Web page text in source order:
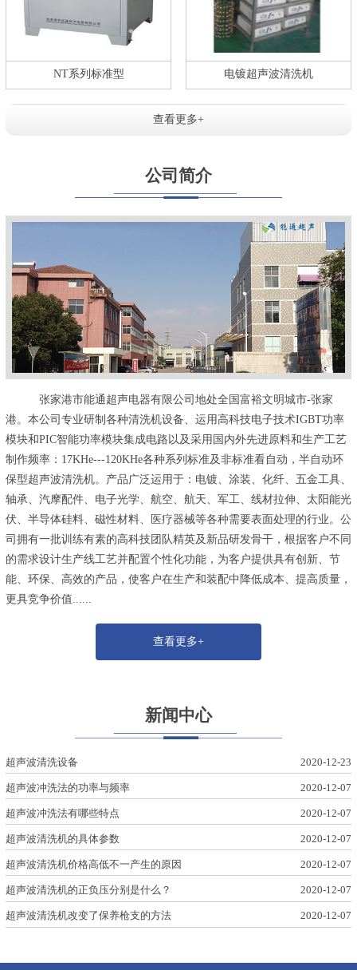
NT系列标准型 电镀超声波清洗机
查看更多+
公司简介
张家港市能通超声电器有限公司地处全国富裕文明城市-张家
港。本公司专业研制各种清洗机设备、运用高科技电子技术IGBT功率
模块和PIC智能功率模块集成电路以及采用国内外先进原料和生产工艺
制作频率：17KHe---120KHe各种系列标准及非标准看自动，半自动环
保型超声波清洗机。产品广泛运用于：电镀、涂装、化纤、五金工具、
轴承、汽摩配件、电子光学、航空、航天、军工、线材拉伸、太阳能光
伏、半导体硅料、磁性材料、医疗器械等各种需要表面处理的行业。公
司拥有一批训练有素的高科技团队精英及新品研发骨干，根据客户不同
的需求设计生产线工艺并配置个性化功能，为客户提供具有创新、节
能、环保、高效的产品，使客户在生产和装配中降低成本、提高质量，
更具竞争价值......
查看更多+
新闻中心
超声波清洗设备 2020-12-23
超声波冲洗法的功率与频率 2020-12-07
超声波冲洗法有哪些特点 2020-12-07
超声波清洗机的具体参数 2020-12-07
超声波清洗机价格高低不一产生的原因 2020-12-07
超声波清洗机的正负压分别是什么？ 2020-12-07
超声波清洗机改变了保养枪支的方法 2020-12-07